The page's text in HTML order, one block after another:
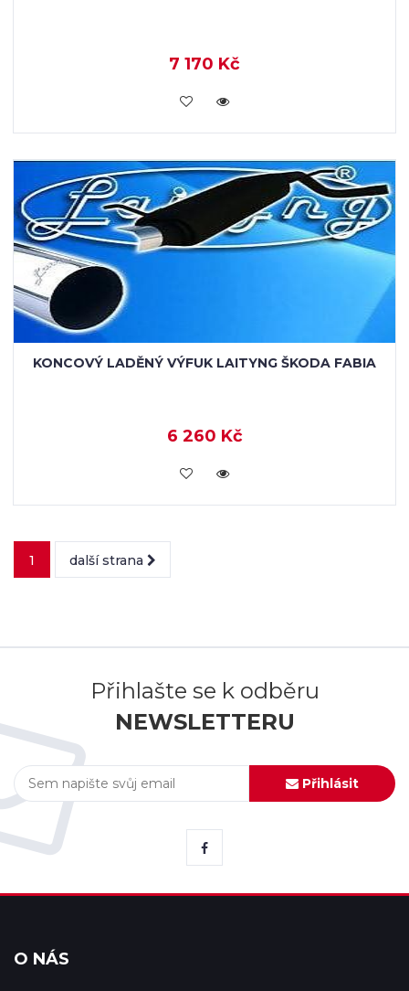
7 170 Kč
VLOŽIT DO KOŠÍKU
KONCOVÝ LADĚNÝ VÝFUK LAITYNG ŠKODA FABIA
6 260 Kč
VLOŽIT DO KOŠÍKU
1 další strana
Přihlašte se k odběru
NEWSLETTERU
Přihlásit
O NÁS